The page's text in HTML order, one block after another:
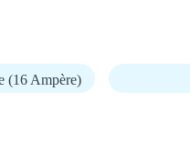
(16 Ampère)